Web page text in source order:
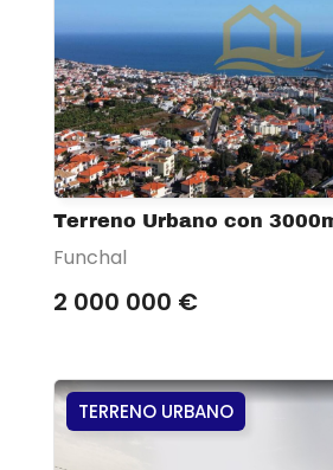
Terreno Urbano con
Funchal
2 000 000 €
TERRENO URBANO